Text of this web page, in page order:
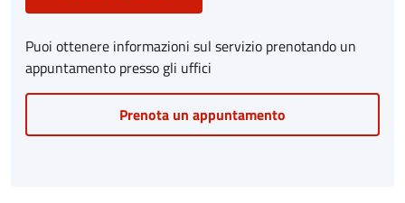
Puoi ottenere informazioni sul servizio prenotando un
appuntamento presso gli uffici
Prenota un appuntamento